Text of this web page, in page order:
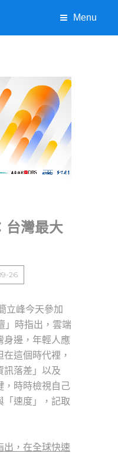
Menu
台灣最大
26
立峰今天參加
」時指出，雲端
邊， 年輕人應
這個時代裡，
訊落差」以及
，時時檢視自己
「速度」，記取
出，在全球快速